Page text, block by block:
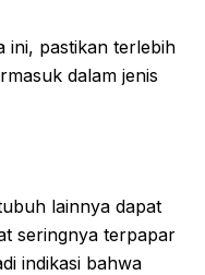
ini, pastikan terlebih
dalam jenis
lainnya dapat
seringnya terpapar
indikasi bahwa